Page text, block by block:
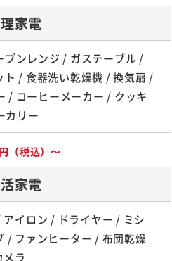
家電
ンレンジ / ガステーブル /
ト / 食器洗い乾燥機 / 換気扇 /
/ コーヒーメーカー / クッキ
カリー
円（税込）～
家電
イロン / ドライヤー / ミシ
/ ファンヒーター / 布団乾燥
ラ